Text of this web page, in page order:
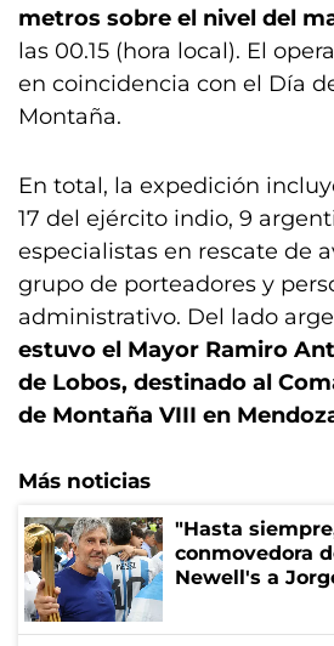
metros sobre el nivel del
las 00.15 (hora local). El
en coincidencia con el Día
Montaña.
En total, la expedición
17 del ejército indio, 9
especialistas en rescate de
grupo de porteadores y
administrativo. Del lado
estuvo el Mayor Ramiro
de Lobos, destinado al
de Montaña VIII en
Más noticias
"Hasta
conmovedora
Newell's a